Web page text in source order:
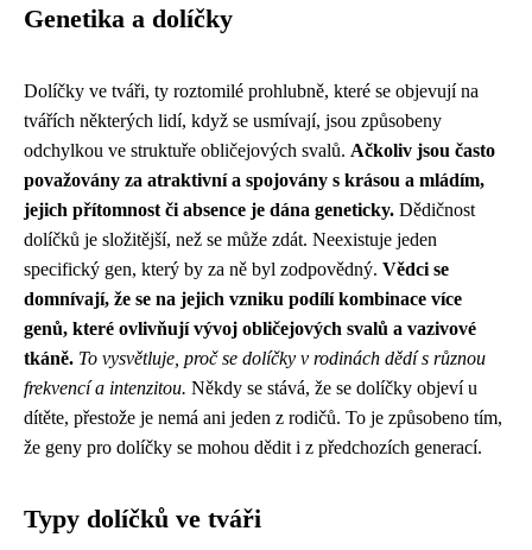
Genetika a dolíčky
Dolíčky ve tváři, ty roztomilé prohlubně, které se objevují na
tvářích některých lidí, když se usmívají, jsou způsobeny
odchylkou ve struktuře obličejových svalů. Ačkoliv jsou často
považovány za atraktivní a spojovány s krásou a mládím,
jejich přítomnost či absence je dána geneticky. Dědičnost
dolíčků je složitější, než se může zdát. Neexistuje jeden
specifický gen, který by za ně byl zodpovědný. Vědci se
domnívají, že se na jejich vzniku podílí kombinace více
genů, které ovlivňují vývoj obličejových svalů a vazivové
tkáně. To vysvětluje, proč se dolíčky v rodinách dědí s různou
frekvencí a intenzitou. Někdy se stává, že se dolíčky objeví u
dítěte, přestože je nemá ani jeden z rodičů. To je způsobeno tím,
že geny pro dolíčky se mohou dědit i z předchozích generací.
Typy dolíčků ve tváři